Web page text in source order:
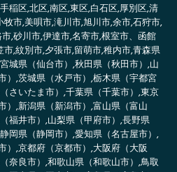
稲区,北区,南区,東区,白石区,厚別区,清
市,美唄市,滝川市,旭川市,余市,石狩市,
,砂川市,伊達市,名寄市,根室市、函館
,紋別市,夕張市,留萌市,稚内市,青森県
城県（仙台市）,秋田県（秋田市）,山
）,茨城県（水戸市）,栃木県（宇都宮
さいたま市）,千葉県（千葉市）,東京
）,新潟県（新潟市）,富山県（富山
福井市）,山梨県（甲府市）,長野県
岡県（静岡市）,愛知県（名古屋市）,
）,京都府（京都市）,大阪府（大阪
奈良市）,和歌山県（和歌山市）,鳥取